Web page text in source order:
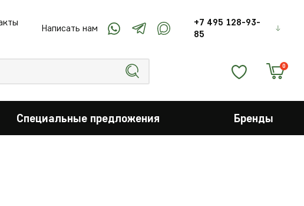
Написать нам
+7 495 128-93-
85
0
Специальные предложения Бренды